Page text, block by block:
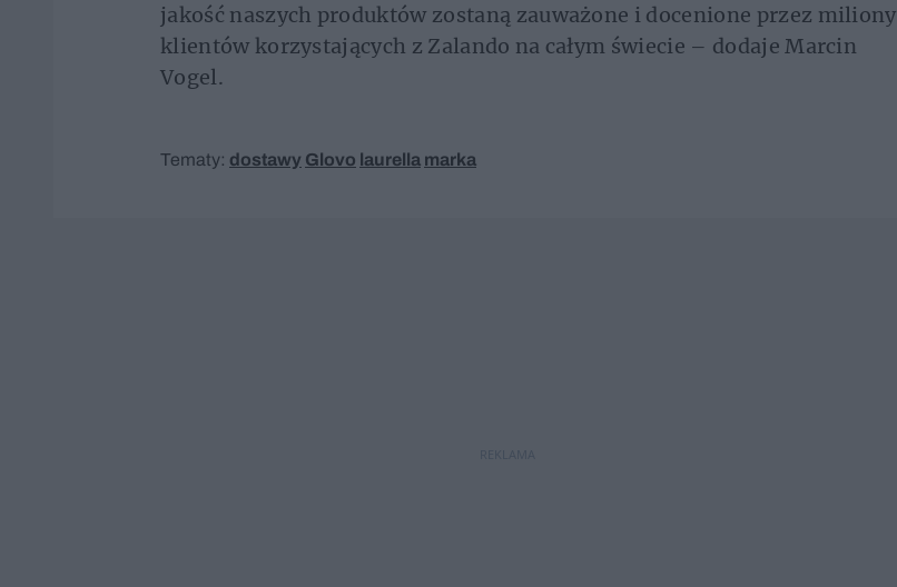
jakość naszych produktów zostaną zauważone i docenione przez miliony
klientów korzystających z Zalando na całym świecie – dodaje Marcin
Vogel.
Tematy: dostawy Glovo laurella marka